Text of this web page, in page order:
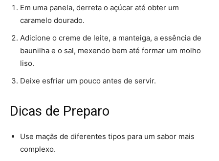
Em uma panela, derreta o açúcar até obter um
caramelo dourado.
Adicione o creme de leite, a manteiga, a essência de
baunilha e o sal, mexendo bem até formar um molho
liso.
Deixe esfriar um pouco antes de servir.
Dicas de Preparo
Use maçãs de diferentes tipos para um sabor mais
complexo.